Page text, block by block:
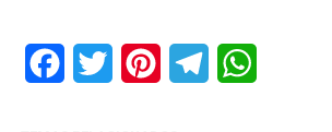
FacebookTwitter PinterestTelegram